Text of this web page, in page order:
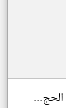
الحج…